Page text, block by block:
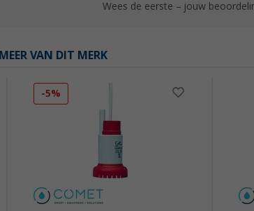
Wees de eerste – jouw
MEER VAN DIT MERK
-5%